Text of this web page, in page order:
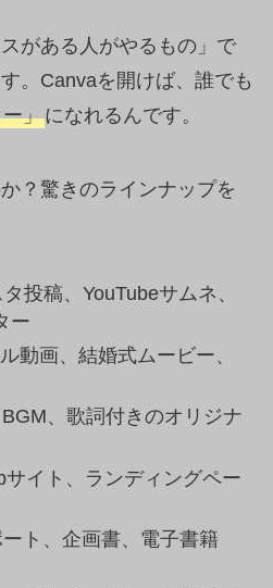
がある人がやるもの」で
。Canvaを開けば、誰でも
」になれるんです。
？驚きのラインナップを
投稿、YouTubeサムネ、
ー
動画、結婚式ムービー、
、歌詞付きのオリジナ
イト、ランディングペー
ート、企画書、電子書籍